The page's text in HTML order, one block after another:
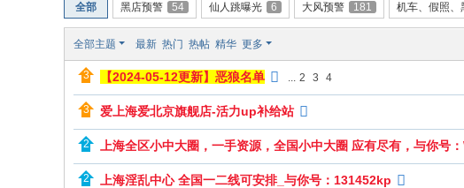
城
对
对
网
全部 黑店预警 54 仙人跳曝光 6 大风预警 181 机车、假照、
全部主题 最新 热门 热帖 精华 更多
【2024-05-12更新】恶狼名单 ... 2 3 4
爱上海爱北京旗舰店-活力up补给站
上海全区小中大圈，一手资源，全国小中大圈 应有尽有，与你号
上海淫乱中心 全国一二线可安排_与你号：131452kp